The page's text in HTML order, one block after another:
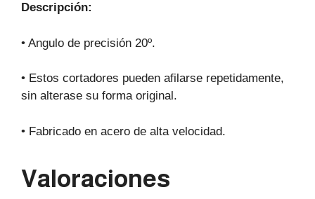
Descripción:
• Angulo de precisión 20º.
• Estos cortadores pueden afilarse repetidamente,
sin alterase su forma original.
• Fabricado en acero de alta velocidad.
Valoraciones